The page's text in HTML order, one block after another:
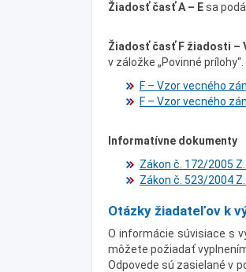
Žiadosť časť A – Esa
Žiadosť časť F žiadosti –
v záložke „Povinné prílohy“.
F – Vzor vecného
F – Vzor vecného
Informatívne dokumenty
Zákon č. 172/2005
Zákon č. 523/2004
Otázky žiadateľov k
O informácie súvisiace s
môžete požiadať
Odpovede sú zasielané v